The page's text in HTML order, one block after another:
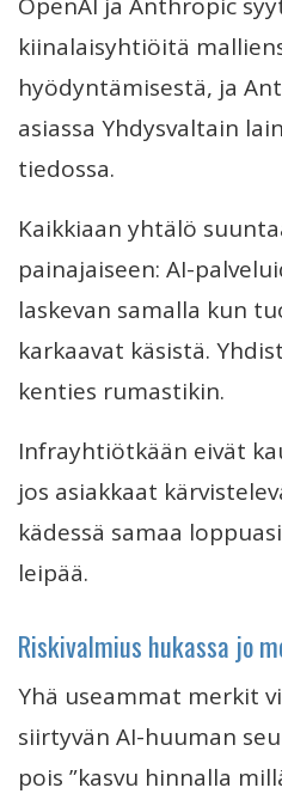
kiinalaisyhtiöitä
hyödyntämisestä, ja
asiassa Yhdysvaltain
tiedossa.
Kaikkiaan yhtälö
painajaiseen: AI-
laskevan samalla kun
karkaavat käsistä.
kenties rumastikin.
Infrayhtiötkään eivät
jos asiakkaat
kädessä samaa
leipää.
Riskivalmius hukassa jo
Yhä useammat merkit
siirtyvän AI-huuman
pois ”kasvu hinnalla